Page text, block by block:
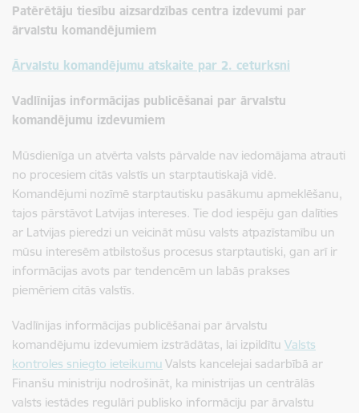
Patērētāju tiesību aizsardzības centra izdevumi par
ārvalstu komandējumiem
Ārvalstu komandējumu atskaite par 2. ceturksni
Vadlīnijas informācijas publicēšanai par ārvalstu
komandējumu izdevumiem
Mūsdienīga un atvērta valsts pārvalde nav iedomājama atrauti
no procesiem citās valstīs un starptautiskajā vidē.
Komandējumi nozīmē starptautisku pasākumu apmeklēšanu,
tajos pārstāvot Latvijas intereses. Tie dod iespēju gan dalīties
ar Latvijas pieredzi un veicināt mūsu valsts atpazīstamību un
mūsu interesēm atbilstošus procesus starptautiski, gan arī ir
informācijas avots par tendencēm un labās prakses
piemēriem citās valstīs.
Vadlīnijas informācijas publicēšanai par ārvalstu
komandējumu izdevumiem izstrādātas, lai izpildītu Valsts
kontroles sniegto ieteikumu Valsts kancelejai sadarbībā ar
Finanšu ministriju nodrošināt, ka ministrijas un centrālās
valsts iestādes regulāri publisko informāciju par ārvalstu